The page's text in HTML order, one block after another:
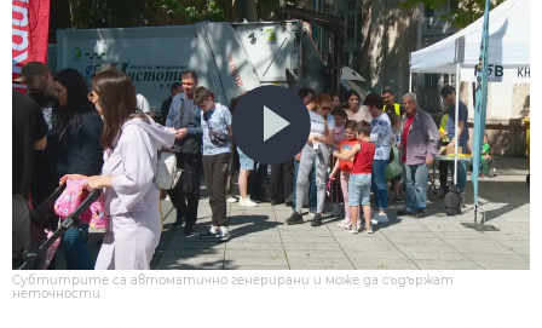
Субтитрите са автоматично генерирани и може да съдържат
неточности.